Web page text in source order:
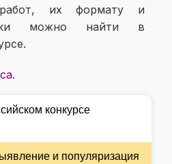
их формату и
можно найти в
.
конкурсе
и популяризация